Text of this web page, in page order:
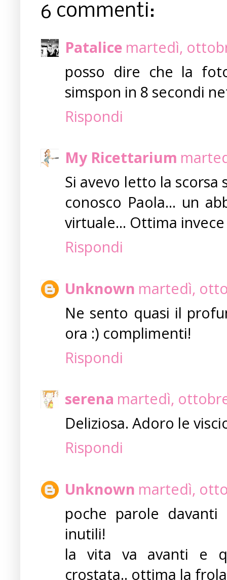
6 commenti:
Patalice martedì,
posso dire che la
simspon in 8 secondi
Rispondi
My Ricettarium
Si avevo letto la
conosco Paola... un
virtuale... Ottima
Rispondi
Unknown martedì,
Ne sento quasi il
ora :) complimenti!
Rispondi
serena martedì,
Deliziosa. Adoro le
Rispondi
Unknown martedì,
poche parole
inutili!
la vita va avanti e
crostata.. ottima la